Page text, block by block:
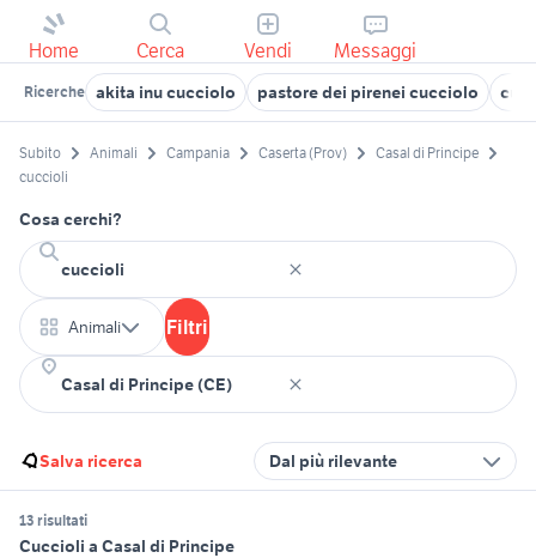
Home Cerca Vendi Messaggi
Ricerche akita inu cucciolo pastore dei pirenei cucciolo
Subito Animali Campania Caserta (Prov)
Casal di Principe
cuccioli
Cosa cerchi?
Animali Filtri
Salva ricerca Dal più rilevante
13 risultati
Cuccioli a Casal di Principe